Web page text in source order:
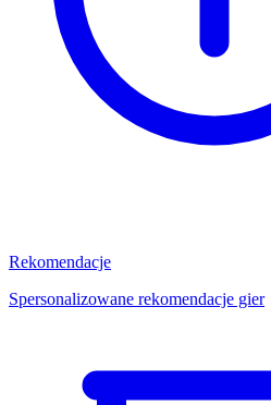
Rekomendacje
Spersonalizowane rekomendacje gier